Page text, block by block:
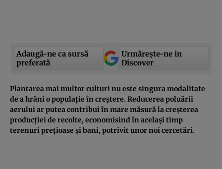
Adaugă-ne ca sursă
preferată
Urmărește-ne in
Discover
Plantarea mai multor culturi nu este singura modalitate
de a hrăni o populație în creștere. Reducerea poluării
aerului ar putea contribui în mare măsură la creșterea
producției de recolte, economisind în același timp
terenuri prețioase și bani, potrivit unor noi cercetări.